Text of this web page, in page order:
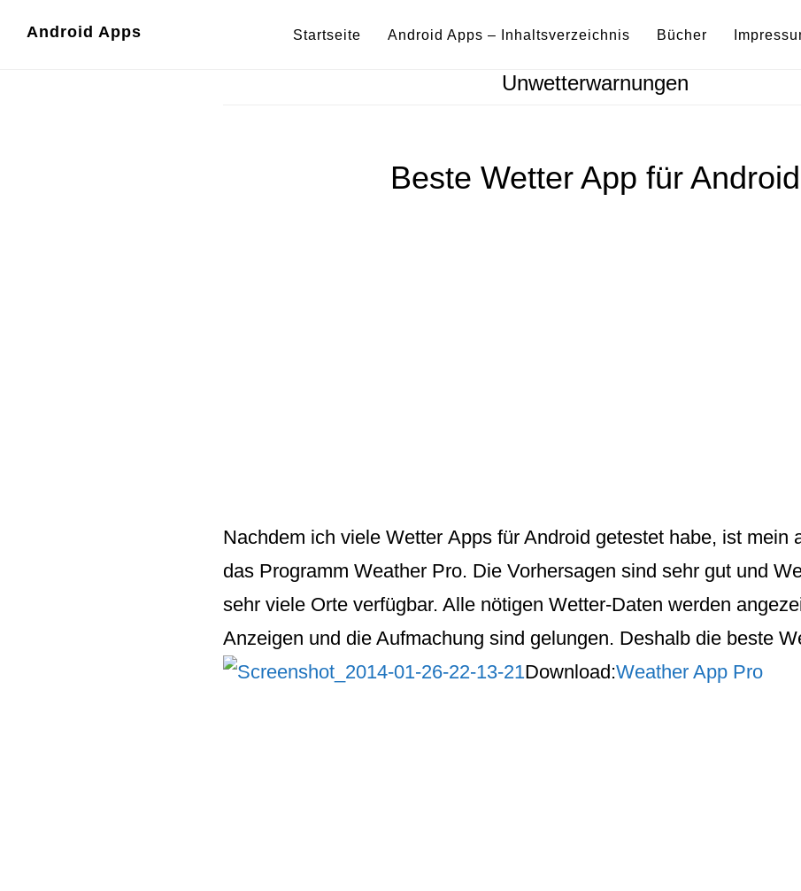
Android Apps Startseite Android Apps – Inhaltsverzeichnis Bücher
Unwetterwarnungen
Beste Wetter App für Android
Nachdem ich viele Wetter Apps für Android getestet habe, ist mein
das Programm Weather Pro. Die Vorhersagen sind sehr gut und
sehr viele Orte verfügbar. Alle nötigen Wetter-Daten werden
Anzeigen und die Aufmachung sind gelungen. Deshalb die beste
Download:Weather App Pro